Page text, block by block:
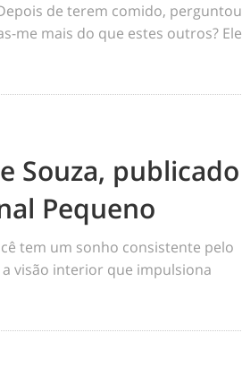
de terem comido, perguntou
me mais do que estes outros? Ele
Souza, publicado
Pequeno
tem um sonho consistente pelo
visão interior que impulsiona